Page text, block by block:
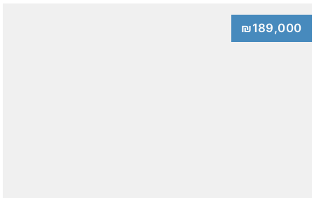
₪189,000